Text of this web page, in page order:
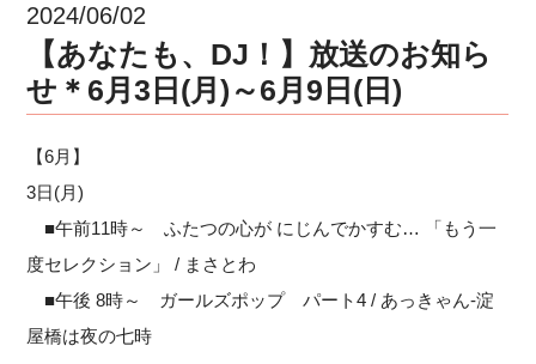
2024/06/02
【あなたも、DJ！】放送のお知ら
せ＊6月3日(月)～6月9日(日)
【6月】
3日(月)
■午前11時～ ふたつの心が にじんでかすむ… 「もう一
度セレクション」 / まさとわ
■午後 8時～ ガールズポップ パート4 / あっきゃん-淀
屋橋は夜の七時